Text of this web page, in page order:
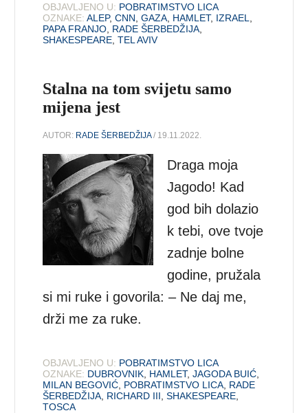
OBJAVLJENO U: POBRATIMSTVO LICA
OZNAKE: ALEP,CNN ,GAZA HAMLET, IZRAEL
PAPA FRANJO RADE ŠERBEDŽIJA
SHAKESPEARE ,TEL AVIV
Stalna na tom svijetu samo
mijena jest
AUTOR: RADE ŠERBEDŽIJA/ 19.11.2022.
Draga moja
Jagodo! Kad
god bih dolazio
k tebi, ove tvoje
zadnje bolne
godine, pružala
si mi ruke i govorila: – Ne daj me,
drži me za ruke.
OBJAVLJENO U: POBRATIMSTVO LICA
OZNAKE: DUBROVNIK HAMLET,JAGODA BUIĆ
MILAN BEGOVIĆ POBRATIMSTVO LICA RADE
ŠERBEDŽIJA RICHARD III ,SHAKESPEARE
TOSCA